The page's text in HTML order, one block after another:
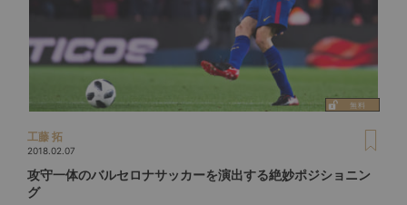
工藤 拓
2018.02.07
攻守一体のバルセロナサッカーを演出する絶妙ポジショニン
グ